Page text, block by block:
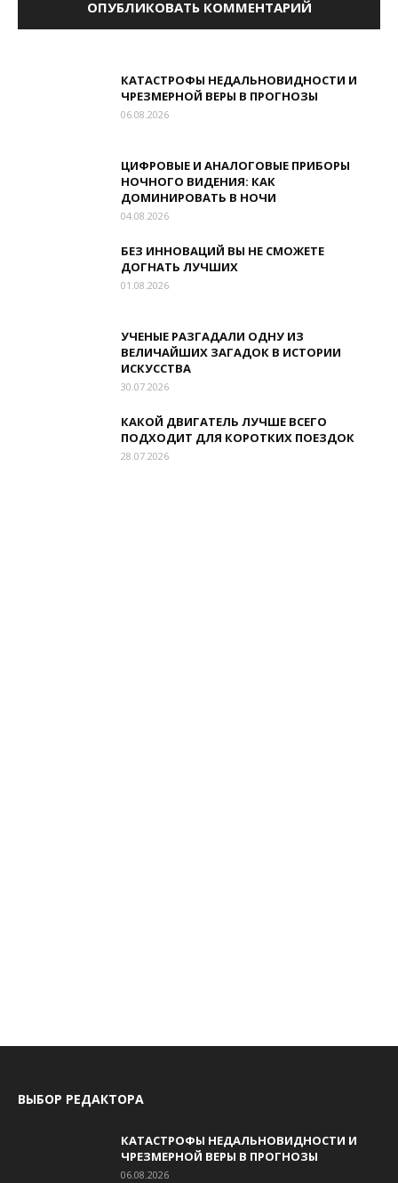
КАТАСТРОФЫ НЕДАЛЬНОВИДНОСТИ И
ЧРЕЗМЕРНОЙ ВЕРЫ В ПРОГНОЗЫ
06.08.2026
ЦИФРОВЫЕ И АНАЛОГОВЫЕ ПРИБОРЫ
НОЧНОГО ВИДЕНИЯ: КАК
ДОМИНИРОВАТЬ В НОЧИ
04.08.2026
БЕЗ ИННОВАЦИЙ ВЫ НЕ СМОЖЕТЕ
ДОГНАТЬ ЛУЧШИХ
01.08.2026
УЧЕНЫЕ РАЗГАДАЛИ ОДНУ ИЗ
ВЕЛИЧАЙШИХ ЗАГАДОК В ИСТОРИИ
ИСКУССТВА
30.07.2026
КАКОЙ ДВИГАТЕЛЬ ЛУЧШЕ ВСЕГО
ПОДХОДИТ ДЛЯ КОРОТКИХ ПОЕЗДОК
28.07.2026
ВЫБОР РЕДАКТОРА
КАТАСТРОФЫ НЕДАЛЬНОВИДНОСТИ И
ЧРЕЗМЕРНОЙ ВЕРЫ В ПРОГНОЗЫ
06.08.2026